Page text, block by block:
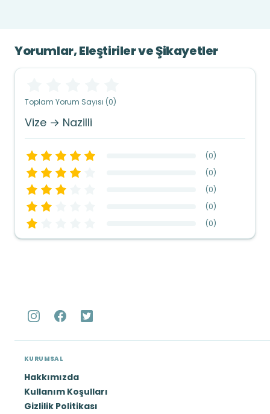
Yorumlar, Eleştiriler ve Şikayetler
Toplam Yorum Sayısı (0)
Vize → Nazilli
(0)
(0)
(0)
(0)
(0)
KURUMSAL
Hakkımızda
Kullanım Koşulları
Gizlilik Politikası